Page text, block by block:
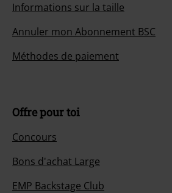
Informations sur la taille
Annuler mon Abonnement BSC
Méthodes de paiement
Offre pour toi
Concours
Bons d'achat Large
EMP Backstage Club